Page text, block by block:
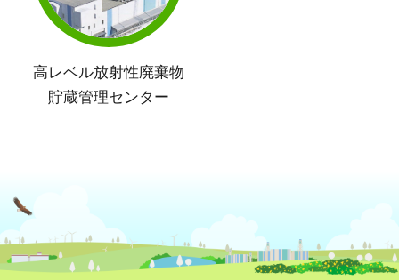
高レベル放射性廃棄物
貯蔵管理センター